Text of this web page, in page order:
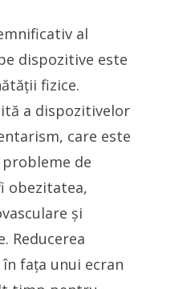
al
dispozitive este
fizice.
a dispozitivelor
care este
de
obezitatea,
și
Reducerea
fața unui ecran